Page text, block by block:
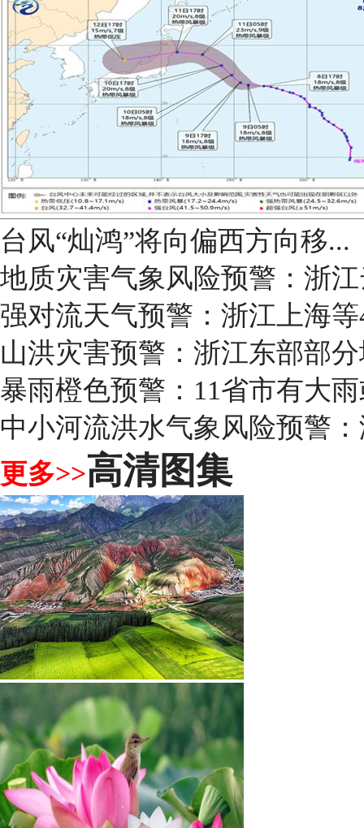
台风“灿鸿”将向偏西方向移...
地质灾害气象风险预警：浙
强对流天气预警：浙江上海
山洪灾害预警：浙江东部部
暴雨橙色预警：11省市有大
中小河流洪水气象风险预警
更多>>高清图集